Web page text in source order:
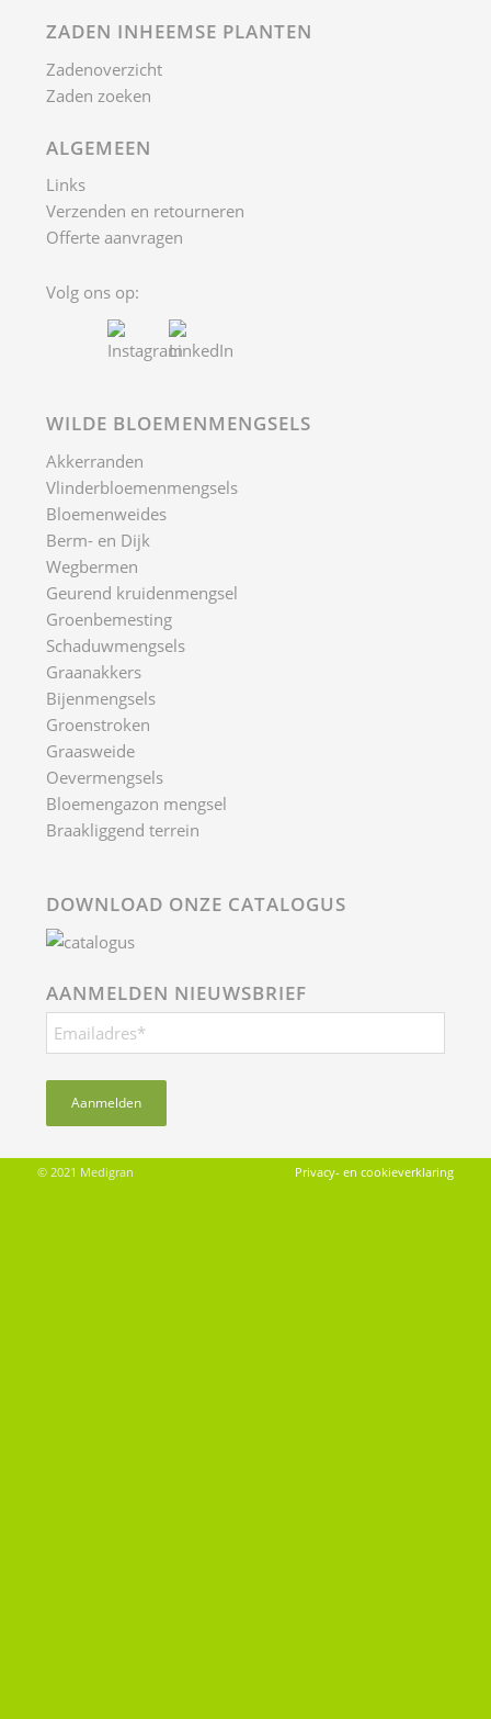
ZADEN INHEEMSE PLANTEN
Zadenoverzicht
Zaden zoeken
ALGEMEEN
Links
Verzenden en retourneren
Offerte aanvragen
Volg ons op:
WILDE BLOEMENMENGSELS
Akkerranden
Vlinderbloemenmengsels
Bloemenweides
Berm- en Dijk
Wegbermen
Geurend kruidenmengsel
Groenbemesting
Schaduwmengsels
Graanakkers
Bijenmengsels
Groenstroken
Graasweide
Oevermengsels
Bloemengazon mengsel
Braakliggend terrein
DOWNLOAD ONZE CATALOGUS
AANMELDEN NIEUWSBRIEF
© 2021 Medigran Privacy- en cookieverklaring